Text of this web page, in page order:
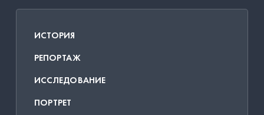
ИСТОРИЯ
РЕПОРТАЖ
ИССЛЕДОВАНИЕ
ПОРТРЕТ